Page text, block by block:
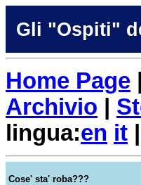
Gli "Ospiti"
Home Page
Archivio
lingua:en it
Cose' sta' roba???